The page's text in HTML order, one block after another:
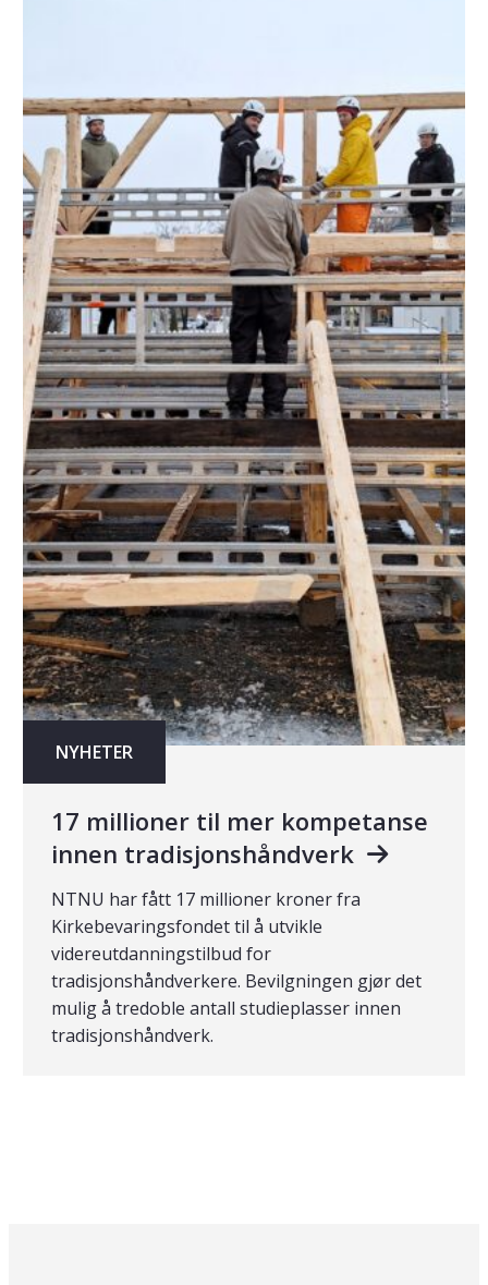
NYHETER
17 millioner til mer kompetanse
innen tradisjonshåndverk
NTNU har fått 17 millioner kroner fra
Kirkebevaringsfondet til å utvikle
videreutdanningstilbud for
tradisjonshåndverkere. Bevilgningen gjør det
mulig å tredoble antall studieplasser innen
tradisjonshåndverk.